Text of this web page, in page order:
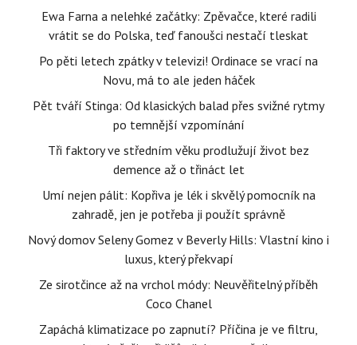
Ewa Farna a nelehké začátky: Zpěvačce, které radili
vrátit se do Polska, teď fanoušci nestačí tleskat
Po pěti letech zpátky v televizi! Ordinace se vrací na
Novu, má to ale jeden háček
Pět tváří Stinga: Od klasických balad přes svižné rytmy
po temnější vzpomínání
Tři faktory ve středním věku prodlužují život bez
demence až o třináct let
Umí nejen pálit: Kopřiva je lék i skvělý pomocník na
zahradě, jen je potřeba ji použít správně
Nový domov Seleny Gomez v Beverly Hills: Vlastní kino i
luxus, který překvapí
Ze sirotčince až na vrchol módy: Neuvěřitelný příběh
Coco Chanel
Zapáchá klimatizace po zapnutí? Příčina je ve filtru,